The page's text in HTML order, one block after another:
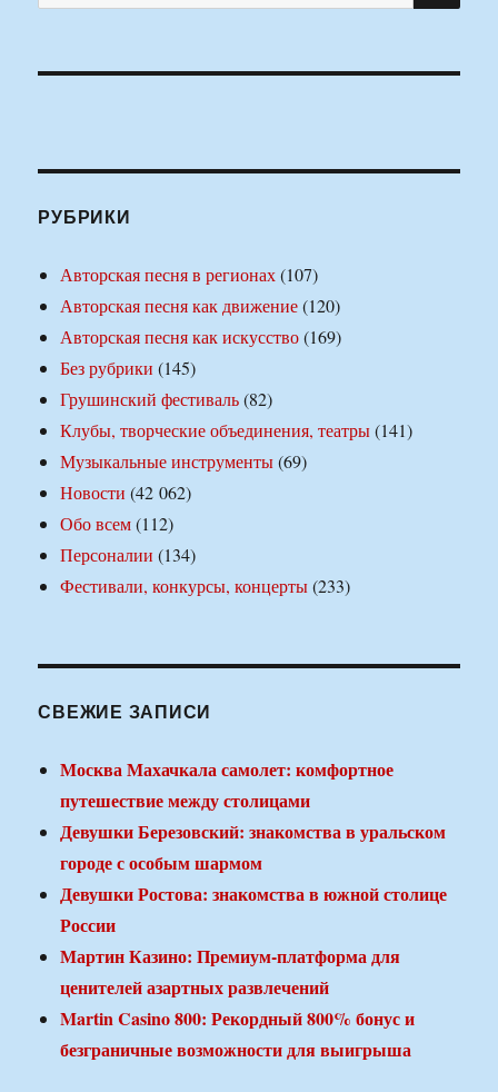
РУБРИКИ
Авторская песня в регионах(107)
Авторская песня как движение(120)
Авторская песня как искусство(169)
Без рубрики (145)
Грушинский фестиваль(82)
Клубы, творческие объединения, театры(141)
Музыкальные инструменты(69)
Новости (42 062)
Обо всем(112)
Персоналии (134)
Фестивали, конкурсы, концерты(233)
СВЕЖИЕ ЗАПИСИ
Москва Махачкала самолет: комфортное
путешествие между столицами
Девушки Березовский: знакомства в уральском
городе с особым шармом
Девушки Ростова: знакомства в южной столице
России
Мартин Казино: Премиум-платформа для
ценителей азартных развлечений
Martin Casino 800: Рекордный 800% бонус и
безграничные возможности для выигрыша